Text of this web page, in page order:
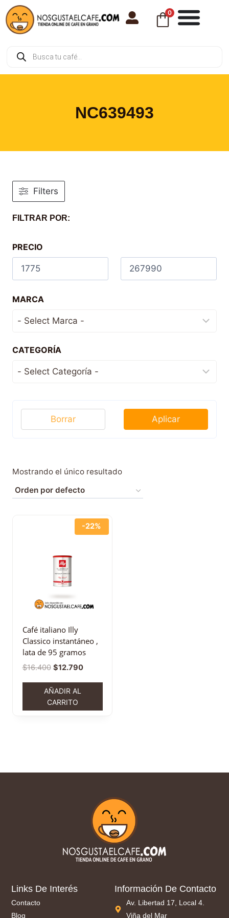
0
NC639493
Mostrando el único resultado
-22%
Café italiano Illy
Classico instantáneo ,
lata de 95 gramos
$16.400 $12.790
AÑADIR AL
CARRITO
Filters
FILTRAR POR:
PRECIO
MARCA
CATEGORÍA
Aplicar
Borrar
Links De Interés
Contacto
Blog
Información De Contacto
Av. Libertad 17, Local 4.
Viña del Mar